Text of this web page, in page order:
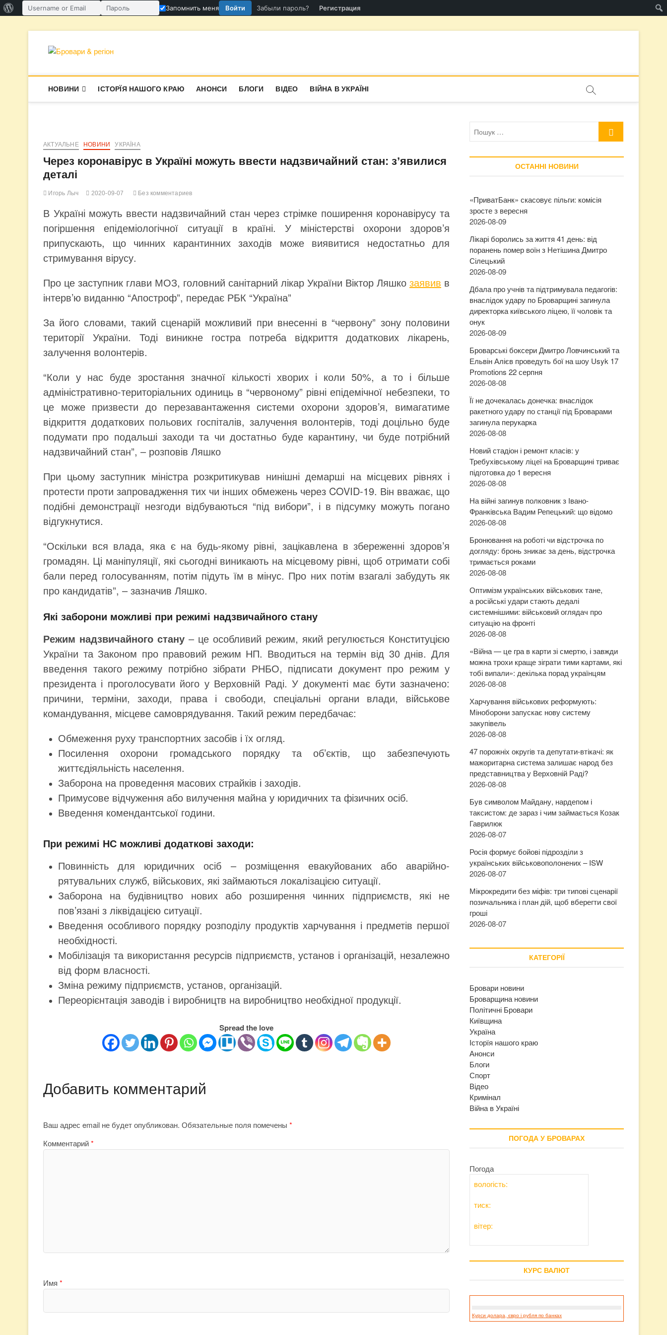
Имя пользователя или email
Пароль
Запомнить меня Войти Забыли пароль? Регистрация
содержимому
НОВИНИ ІСТОРЇЯ НАШОГО КРАЮ АНОНСИ БЛОГИ ВІДЕО ВІЙНА В УКРАЇНІ
АКТУАЛЬНЕ НОВИНИ УКРАЇНА
Через коронавірус в Україні можуть ввести надзвичайний стан: з’явилися
деталі
Игорь Лыч 2020-09-07 Без комментариев
В Україні можуть ввести надзвичайний стан через стрімке поширення коронавірусу та
погіршення епідеміологічної ситуації в країні. У міністерстві охорони здоров’я
припускають, що чинних карантинних заходів може виявитися недостатньо для
стримування вірусу.
Про це заступник глави МОЗ, головний санітарний лікар України Віктор Ляшко заявив в
інтерв’ю виданню “Апостроф”, передає РБК “Україна”
За його словами, такий сценарій можливий при внесенні в “червону” зону половини
території України. Тоді виникне гостра потреба відкриття додаткових лікарень,
залучення волонтерів.
“Коли у нас буде зростання значної кількості хворих і коли 50%, а то і більше
адміністративно-територіальних одиниць в “червоному” рівні епідемічної небезпеки, то
це може призвести до перезавантаження системи охорони здоров’я, вимагатиме
відкриття додаткових польових госпіталів, залучення волонтерів, тоді доцільно буде
подумати про подальші заходи та чи достатньо буде карантину, чи буде потрібний
надзвичайний стан”, – розповів Ляшко
При цьому заступник міністра розкритикував нинішні демарші на місцевих рівнях і
протести проти запровадження тих чи інших обмежень через COVID-19. Він вважає, що
подібні демонстрації незгоди відбуваються “під вибори”, і в підсумку можуть погано
відгукнутися.
“Оскільки вся влада, яка є на будь-якому рівні, зацікавлена в збереженні здоров’я
громадян. Ці маніпуляції, які сьогодні виникають на місцевому рівні, щоб отримати собі
бали перед голосуванням, потім підуть їм в мінус. Про них потім взагалі забудуть як
про кандидатів”, – зазначив Ляшко.
Які заборони можливі при режимі надзвичайного стану
Режим надзвичайного стану – це особливий режим, який регулюється Конституцією
України та Законом про правовий режим НП. Вводиться на термін від 30 днів. Для
введення такого режиму потрібно зібрати РНБО, підписати документ про режим у
президента і проголосувати його у Верховній Раді. У документі має бути зазначено:
причини, терміни, заходи, права і свободи, спеціальні органи влади, військове
командування, місцеве самоврядування. Такий режим передбачає:
Обмеження руху транспортних засобів і їх огляд.
Посилення охорони громадського порядку та об’єктів, що забезпечують
життєдіяльність населення.
Заборона на проведення масових страйків і заходів.
Примусове відчуження або вилучення майна у юридичних та фізичних осіб.
Введення комендантської години.
При режимі НС можливі додаткові заходи:
Повинність для юридичних осіб – розміщення евакуйованих або аварійно-
рятувальних служб, військових, які займаються локалізацією ситуації.
Заборона на будівництво нових або розширення чинних підприємств, які не
пов’язані з ліквідацією ситуації.
Введення особливого порядку розподілу продуктів харчування і предметів першої
необхідності.
Мобілізація та використання ресурсів підприємств, установ і організацій, незалежно
від форм власності.
Зміна режиму підприємств, установ, організацій.
Переорієнтація заводів і виробництв на виробництво необхідної продукції.
Spread the love
Добавить комментарий
Ваш адрес email не будет опубликован. Обязательные поля помечены *
Комментарий*
Имя *
ОСТАННІ НОВИНИ
«ПриватБанк» скасовує пільги: комісія
зросте з вересня
2026-08-09
Лікарі боролись за життя 41 день: від
поранень помер воїн з Нетішина Дмитро
Сілецький
2026-08-09
Дбала про учнів та підтримувала педагогів:
внаслідок удару по Броварщині загинула
директорка київського ліцею, її чоловік та
онук
2026-08-09
Броварські боксери Дмитро Ловчинський та
Ельвін Алієв проведуть бої на шоу Usyk 17
Promotions 22 серпня
2026-08-08
Її не дочекалась донечка: внаслідок
ракетного удару по станції під Броварами
загинула перукарка
2026-08-08
Новий стадіон і ремонт класів: у
Требухівському ліцеї на Броварщині триває
підготовка до 1 вересня
2026-08-08
На війні загинув полковник з Івано-
Франківська Вадим Репецький: що відомо
2026-08-08
Бронювання на роботі чи відстрочка по
догляду: бронь зникає за день, відстрочка
тримається роками
2026-08-08
Оптимізм українських військових тане,
а російські удари стають дедалі
системнішими: військовий оглядач про
ситуацію на фронті
2026-08-08
«Війна — це гра в карти зі смертю, і завжди
можна трохи краще зіграти тими картами, які
тобі випали»: декілька порад українцям
2026-08-08
Харчування військових реформують:
Міноборони запускає нову систему
закупівель
2026-08-08
47 порожніх округів та депутати-втікачі: як
мажоритарна система залишає народ без
представництва у Верховній Раді?
2026-08-08
Був символом Майдану, нардепом і
таксистом: де зараз і чим займається Козак
Гаврилюк
2026-08-07
Росія формує бойові підрозділи з
українських військовополонених – ISW
2026-08-07
Мікрокредити без міфів: три типові сценарії
позичальника і план дій, щоб вберегти свої
гроші
2026-08-07
КАТЕГОРІЇ
Бровари новини
Броварщина новини
Політичні Бровари
Київщина
Україна
Історїя нашого краю
Анонси
Блоги
Спорт
Відео
Кримінал
Війна в Україні
ПОГОДА У БРОВАРАХ
Погода
вологість:
тиск:
вітер:
КУРС ВАЛЮТ
Курси долара, євро і рубля по банках